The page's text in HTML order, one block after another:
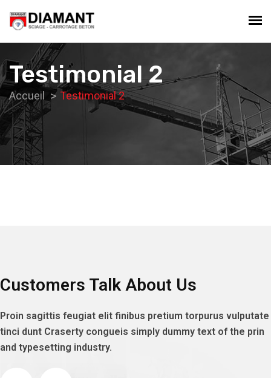
Testimonial 2
Accueil Testimonial 2
Customers Talk About Us
Proin sagittis feugiat elit finibus pretium torpurus vulputate
tinci dunt Craserty congueis simply dummy text of the prin
and typesetting industry.